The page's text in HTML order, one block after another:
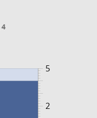
4
5
2